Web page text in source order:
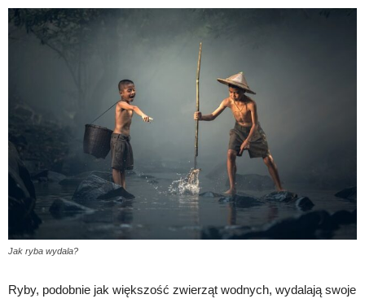
Jak ryba wydala?
Ryby, podobnie jak większość zwierząt wodnych, wydalają swoje